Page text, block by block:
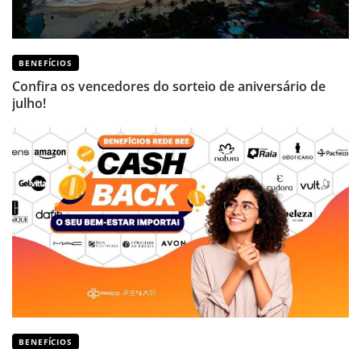
BENEFÍCIOS
Confira os vencedores do sorteio de aniversário de
julho!
BENEFÍCIOS